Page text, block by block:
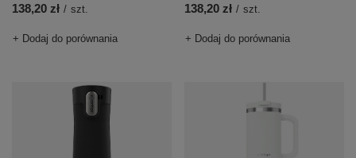
138,20 zł / szt.
+ Dodaj do porównania
138,20 zł / szt.
+ Dodaj do porównania